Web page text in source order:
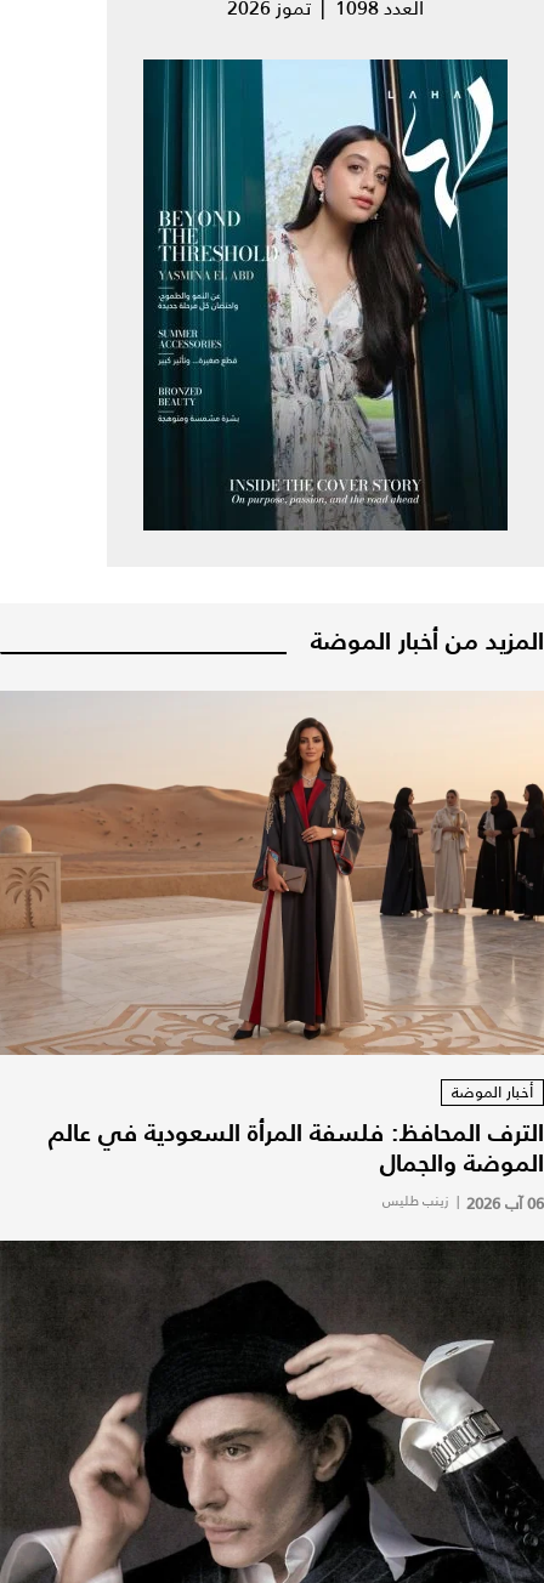
العدد 1098 | تموز 2026
المزيد من أخبار الموضة
أخبار الموضة
الترف المحافظ: فلسفة المرأة السعودية في عالم
الموضة والجمال
06 آب 2026 | زينب طليس